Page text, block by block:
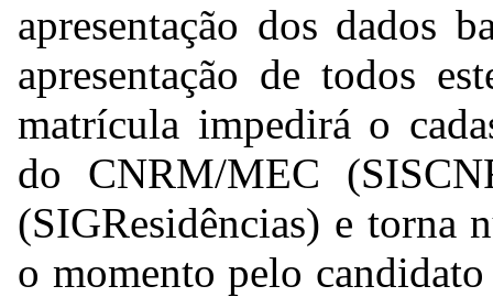
apresentação dos dados
apresentação de todos
matrícula impedirá o
do CNRM/MEC
(SIGResidências) e torna
o momento pelo